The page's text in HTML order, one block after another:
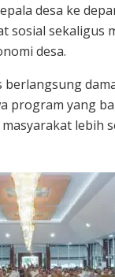
desa ke
sosial sekaligus
desa.
berlangsung
program yang
lebih